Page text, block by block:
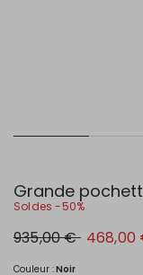
Grande
Soldes -50%
Prix
original
€
935,00 €
Nouveau
prix
468,00
Couleur :Noir